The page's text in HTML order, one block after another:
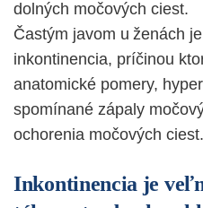
dolných močových ciest.
Častým javom u ženách
inkontinencia, príčinou
anatomické pomery,
spomínané zápaly
ochorenia močových ciest.
Inkontinencia je